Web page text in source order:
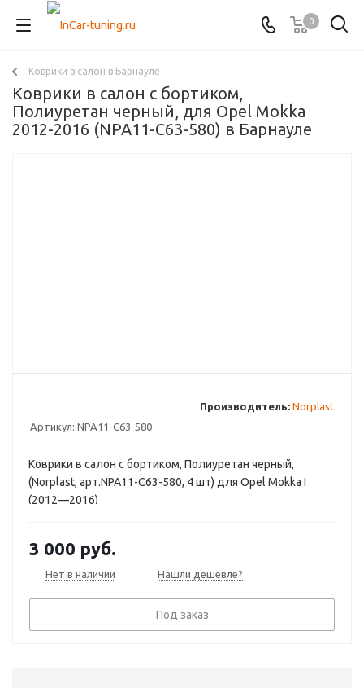
0
Коврики в салон в Барнауле
Коврики в салон с бортиком,
Полиуретан черный, для Opel Mokka
2012-2016 (NPA11-C63-580) в Барнауле
Артикул: NPA11-C63-580
Производитель: Norplast
Коврики в салон с бортиком, Полиуретан черный,
(Norplast, арт.NPA11-C63-580, 4 шт) для Opel Mokka I
(2012—2016)
3 000 руб.
Нет в наличии Нашли дешевле?
Под заказ